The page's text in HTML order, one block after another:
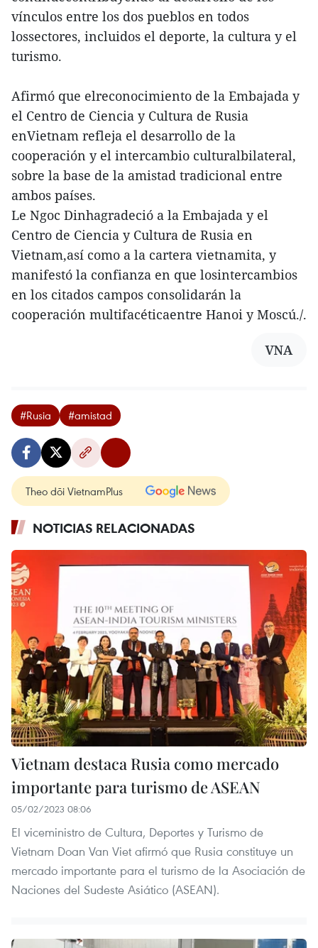
vínculos entre los dos pueblos en todos
lossectores, incluidos el deporte, la cultura y el
turismo.
Afirmó que elreconocimiento de la Embajada y
el Centro de Ciencia y Cultura de Rusia
enVietnam refleja el desarrollo de la
cooperación y el intercambio culturalbilateral,
sobre la base de la amistad tradicional entre
ambos países.
Le Ngoc Dinhagradeció a la Embajada y el
Centro de Ciencia y Cultura de Rusia en
Vietnam,así como a la cartera vietnamita, y
manifestó la confianza en que losintercambios
en los citados campos consolidarán la
cooperación multifacéticaentre Hanoi y Moscú./.
VNA
#Rusia #amistad
Theo dõi VietnamPlus
NOTICIAS RELACIONADAS
Vietnam destaca Rusia como mercado
importante para turismo de ASEAN
05/02/2023 08:06
El viceministro de Cultura, Deportes y Turismo de
Vietnam Doan Van Viet afirmó que Rusia constituye un
mercado importante para el turismo de la Asociación de
Naciones del Sudeste Asiático (ASEAN).